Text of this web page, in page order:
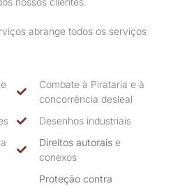
abrange todos os serviços
Combate à Pirataria e à
concorrência desleal
Desenhos industriais
Direitos autorais e
conexos
Proteção contra